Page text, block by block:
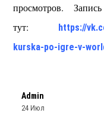
просмотров.
тут:
https://
kurska-po-igre-v-
Admin
24 Июл